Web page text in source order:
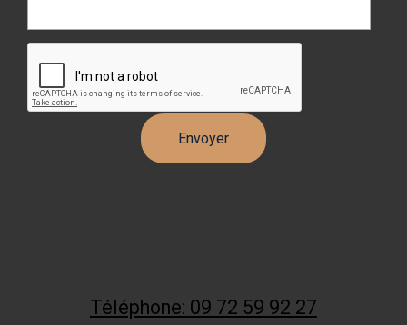
Téléphone: 09 72 59 92 27